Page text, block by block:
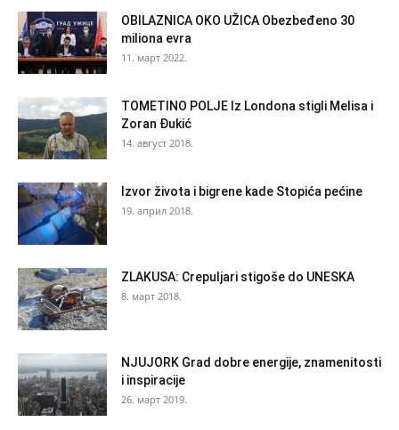
OBILAZNICA OKO UŽICA Obezbeđeno 30
miliona evra
11. март 2022.
TOMETINO POLJE Iz Londona stigli Melisa i
Zoran Đukić
14. август 2018.
Izvor života i bigrene kade Stopića pećine
19. април 2018.
ZLAKUSA: Crepuljari stigoše do UNESKA
8. март 2018.
NJUJORK Grad dobre energije, znamenitosti
i inspiracije
26. март 2019.